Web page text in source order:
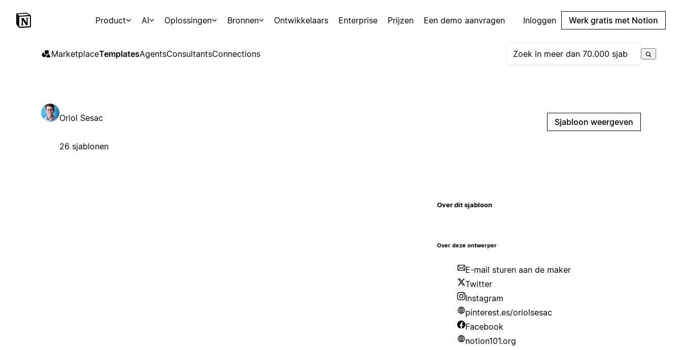
Product AI Oplossingen Bronnen Ontwikkelaars Enterprise Prijzen Een demo aanvragen Inloggen Werk gratis met Notion
MarketplaceTemplatesAgentsConsultantsConnections
Oriol Sesac
26 sjablonen
Sjabloon weergeven
Over dit sjabloon
Over deze ontwerper
E-mail sturen aan de maker
Twitter
Instagram
pinterest.es/oriolsesac
Facebook
notion101.org